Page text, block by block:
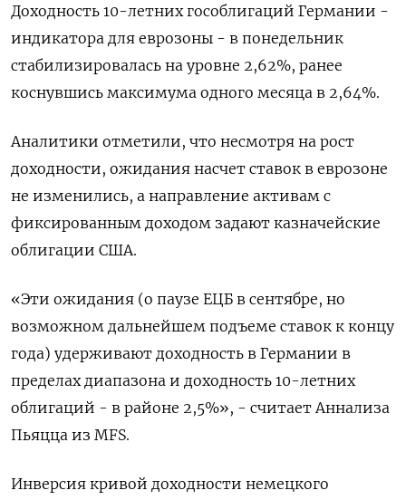
Доходность 10-летних гособлигаций Германии -
индикатора для еврозоны - в понедельник
стабилизировалась на уровне 2,62%, ранее
коснувшись максимума одного месяца в 2,64%.
Аналитики отметили, что несмотря на рост
доходности, ожидания насчет ставок в еврозоне
не изменились, а направление активам с
фиксированным доходом задают казначейские
облигации США.
«Эти ожидания (о паузе ЕЦБ в сентябре, но
возможном дальнейшем подъеме ставок к концу
года) удерживают доходность в Германии в
пределах диапазона и доходность 10-летних
облигаций - в районе 2,5%», - считает Аннализа
Пьяцца из MFS.
Инверсия кривой доходности немецкого